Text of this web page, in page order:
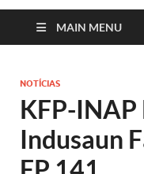
MAIN MENU
NOTÍCIAS
KFP-INAP
Indusaun